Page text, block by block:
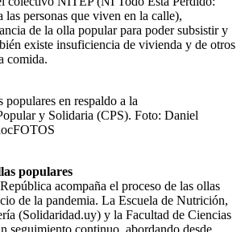
las personas que viven en la calle),
de la olla popular para poder subsistir y
existe insuficiencia de vivienda y de otros
comida.
populares en respaldo a la
y Solidaria (CPS). Foto: Daniel
populares
acompaña el proceso de las ollas
de la pandemia. La Escuela de Nutrición,
(Solidaridad.uy) y la Facultad de Ciencias
seguimiento continuo, abordando desde